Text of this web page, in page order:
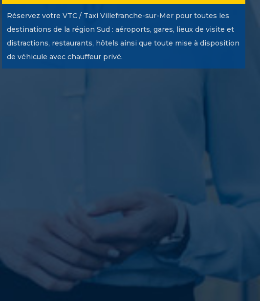
Réservez votre VTC / Taxi Villefranche-sur-Mer pour toutes les
destinations de la région Sud : aéroports, gares, lieux de visite et
distractions, restaurants, hôtels ainsi que toute mise à disposition
de véhicule avec chauffeur privé.